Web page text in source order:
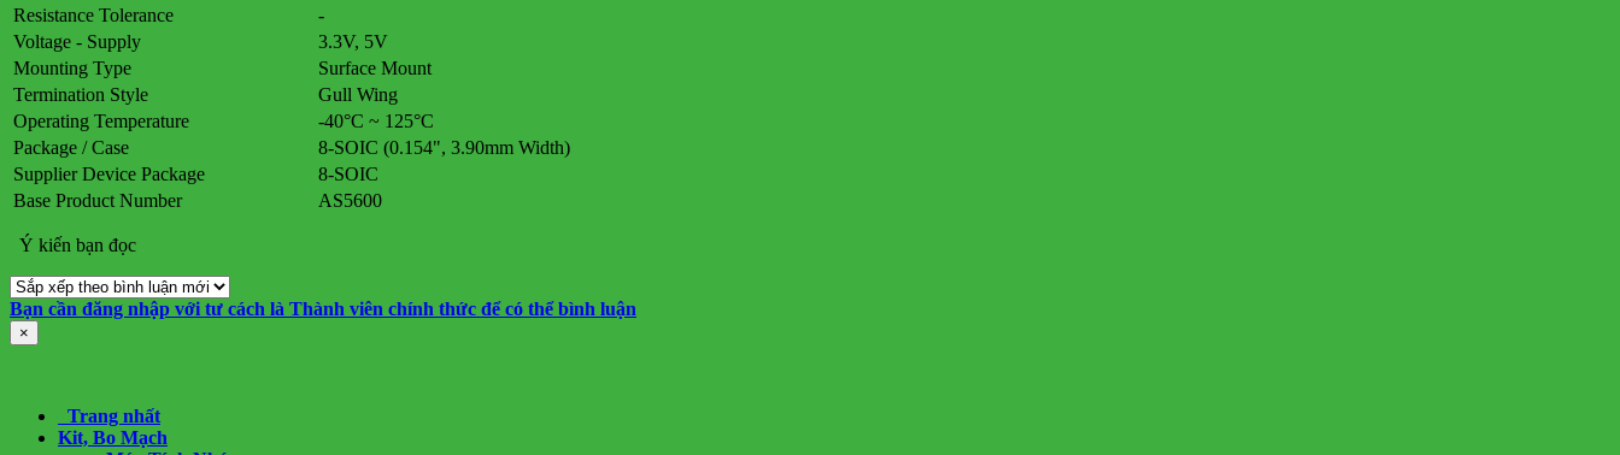
Resistance Tolerance
-
Voltage - Supply
3.3V, 5V
Mounting Type
Surface Mount
Termination Style
Gull Wing
Operating Temperature
-40°C ~ 125°C
Package / Case
8-SOIC (0.154", 3.90mm Width)
Supplier Device Package
8-SOIC
Base Product Number
AS5600
Ý kiến bạn đọc
Bạn cần đăng nhập với tư cách là Thành viên chính thức để có thể bình luận
×
Trang nhất
Kit, Bo Mạch